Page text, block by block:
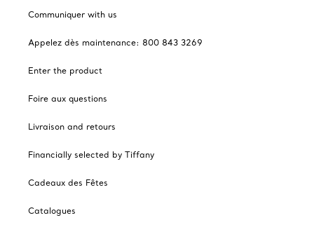
Communiquer with us
Appelez dès maintenance: 800 843 3269
Enter the product
Foire aux questions
Livraison and retours
Financially selected by Tiffany
Cadeaux des Fêtes
Catalogues